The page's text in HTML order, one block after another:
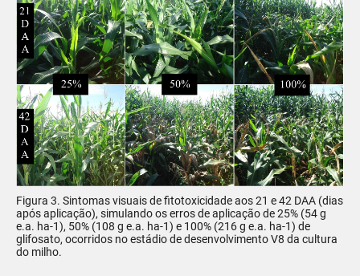
Figura 3. Sintomas visuais de fitotoxicidade aos 21 e 42 DAA (dias
após aplicação), simulando os erros de aplicação de 25% (54 g
e.a. ha-1), 50% (108 g e.a. ha-1) e 100% (216 g e.a. ha-1) de
glifosato, ocorridos no estádio de desenvolvimento V8 da cultura
do milho.